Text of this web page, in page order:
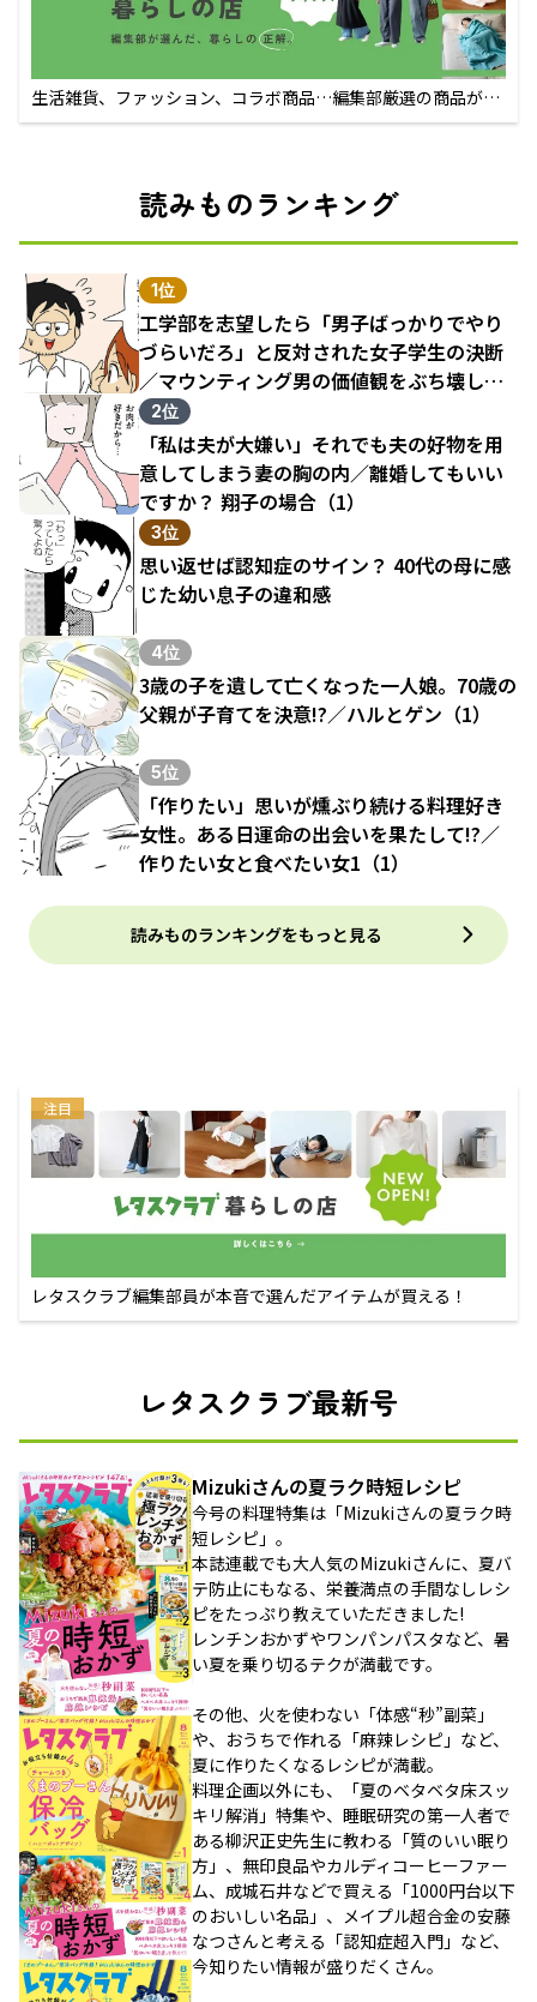
生活雑貨、ファッション、コラボ商品…編集部厳選の商品が買
えるECサイト
読みものランキング
1位
工学部を志望したら「男子ばっかりでやり
づらいだろ」と反対された女子学生の決断
／マウンティング男の価値観をぶち壊した
結果（1）
2位
「私は夫が大嫌い」それでも夫の好物を用
意してしまう妻の胸の内／離婚してもいい
ですか？ 翔子の場合（1）
3位
思い返せば認知症のサイン？ 40代の母に感
じた幼い息子の違和感
4位
3歳の子を遺して亡くなった一人娘。70歳の
父親が子育てを決意!?／ハルとゲン（1）
5位
「作りたい」思いが燻ぶり続ける料理好き
女性。ある日運命の出会いを果たして!?／
作りたい女と食べたい女1（1）
読みものランキングをもっと見る
注目
レタスクラブ編集部員が本音で選んだアイテムが買える！
レタスクラブ最新号
Mizukiさんの夏ラク時短レシピ
今号の料理特集は「Mizukiさんの夏ラク時
短レシピ」。
本誌連載でも大人気のMizukiさんに、夏バ
テ防止にもなる、栄養満点の手間なしレシ
ピをたっぷり教えていただきました!
レンチンおかずやワンパンパスタなど、暑
い夏を乗り切るテクが満載です。
その他、火を使わない「体感“秒”副菜」
や、おうちで作れる「麻辣レシピ」など、
夏に作りたくなるレシピが満載。
料理企画以外にも、「夏のベタベタ床スッ
キリ解消」特集や、睡眠研究の第一人者で
ある柳沢正史先生に教わる「質のいい眠り
方」、無印良品やカルディコーヒーファー
ム、成城石井などで買える「1000円台以下
のおいしい名品」、メイプル超合金の安藤
なつさんと考える「認知症超入門」など、
今知りたい情報が盛りだくさん。